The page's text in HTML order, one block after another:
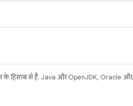
हिसाब से हैं. Java और OpenJDK, Oracle और/